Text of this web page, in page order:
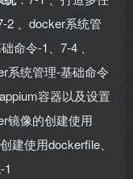
2 、docker系统管
命令-1、7-4 、
系统管理-基础命令
容器以及设置
镜像的创建使用
建使用dockerfile、
1